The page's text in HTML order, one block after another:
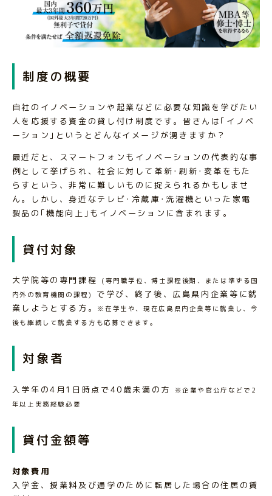
制度の概要
自社のイノベーションや起業などに必要な知識を学びたい
人を応援する資金の貸し付け制度です。皆さんは｢イノベ
ーション｣というとどんなイメージが湧きますか？
最近だと、スマートフォンもイノベーションの代表的な事
例として挙げられ、社会に対して革新･刷新･変革をもた
らすという、非常に難しいものに捉えられるかもしませ
ん。しかし、身近なテレビ･冷蔵庫･洗濯機といった家電
製品の｢機能向上｣もイノベーションに含まれます。
貸付対象
大学院等の専門課程
(専門職学位、博士課程後期、または準ずる国
内外の教育機関の課程)
で学び、終了後、広島県内企業等に就
業しようとする方。
※在学生や、現在広島県内企業等に就業し、今
後も継続して就業する方も応募できます。
対象者
入学年の4月1日時点で40歳未満の方
※企業や官公庁などで2
年以上実務経験必要
貸付金額等
対象費用
入学金、授業料及び通学のために転居した場合の住居の賃